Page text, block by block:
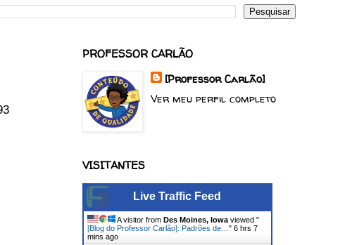
PROFESSOR CARLÃO
[Professor Carlão]
Ver meu perfil completo
VISITANTES
Live Traffic Feed
A visitor from Des Moines, Iowaviewed "
[Blog do Professor Carlão]: Padrões de… " 6 hrs 7
mins ago